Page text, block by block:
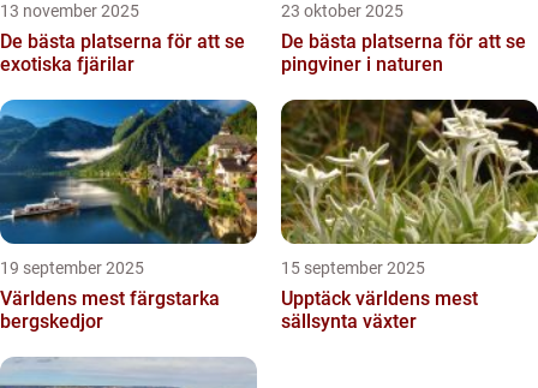
13 november 2025
De bästa platserna för att se
exotiska fjärilar
23 oktober 2025
De bästa platserna för att se
pingviner i naturen
19 september 2025
Världens mest färgstarka
bergskedjor
15 september 2025
Upptäck världens mest
sällsynta växter